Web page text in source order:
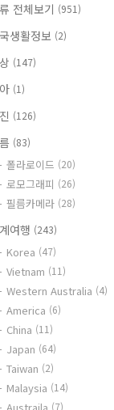
전체보기 (951)
생활정보 (2)
(147)
(1)
(126)
(83)
폴라로이드 (20)
로모그래피 (26)
필름카메라 (28)
여행 (243)
Korea (47)
Vietnam (11)
Western Australia (4)
America (6)
China (11)
Japan (64)
Taiwan (2)
Malaysia (14)
(7)